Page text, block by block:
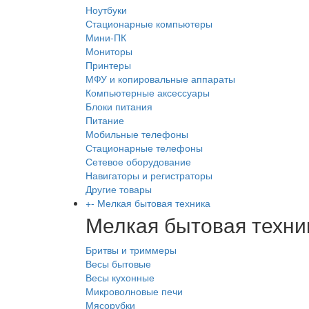
Ноутбуки
Стационарные компьютеры
Мини-ПК
Мониторы
Принтеры
МФУ и копировальные аппараты
Компьютерные аксессуары
Блоки питания
Питание
Мобильные телефоны
Стационарные телефоны
Сетевое оборудование
Навигаторы и регистраторы
Другие товары
+- Мелкая бытовая техника
Мелкая бытовая
Бритвы и триммеры
Весы бытовые
Весы кухонные
Микроволновые печи
Мясорубки